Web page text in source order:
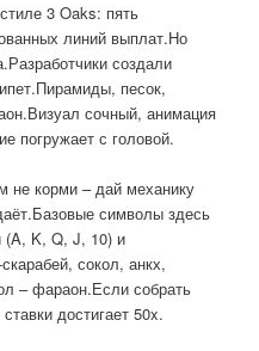
3 Oaks: пять
линий выплат.Но
создали
песок,
сочный, анимация
погружает с головой.
не корми – дай механику
символы здесь
(A, K, Q, J, 10) и
сокол, анкх,
– фараон.Если собрать
достигает 50x.